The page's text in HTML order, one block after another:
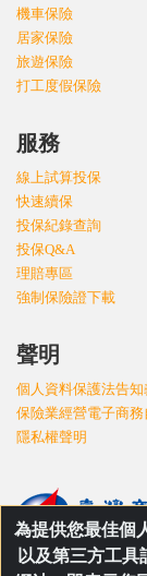
為提供您最佳個
以及第三方工
機車保險
居家保險
旅遊保險
打工度假保險
服務
線上試算投保
快速續保
投保紀錄查詢
投保Q&A
理賠專區
強制保險證下載
聲明
個人資料保護法告
保險業經營電子商務
隱私權聲明